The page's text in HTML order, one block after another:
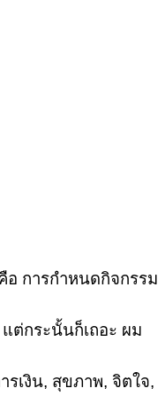
อ การกำหนดกิจกรรม
ต่กระนั้นก็เถอะ ผม
เงิน, สุขภาพ, จิตใจ,